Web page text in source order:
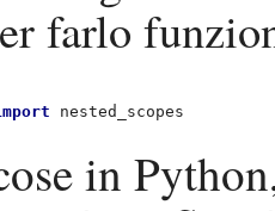
farlo
nested_scopes
in Python